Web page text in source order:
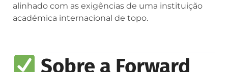
alinhado com as exigências de uma instituição
académica internacional de topo.
Sobre a Forward